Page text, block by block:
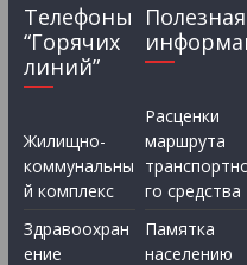
Телефоны
“Горячих
линий”
Жилищно-
коммунальны
й комплекс
Здравоохран
ение
Полезная
Расценки
маршрута
го средства
Памятка
населению